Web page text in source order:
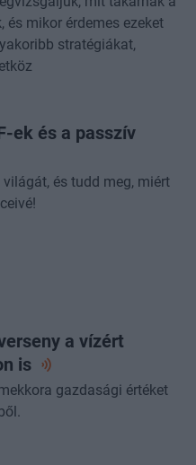
és mikor érdemes ezeket
stratégiákat,
ek és a passzív
és tudd meg, miért
a vízért
is
gazdasági értéket